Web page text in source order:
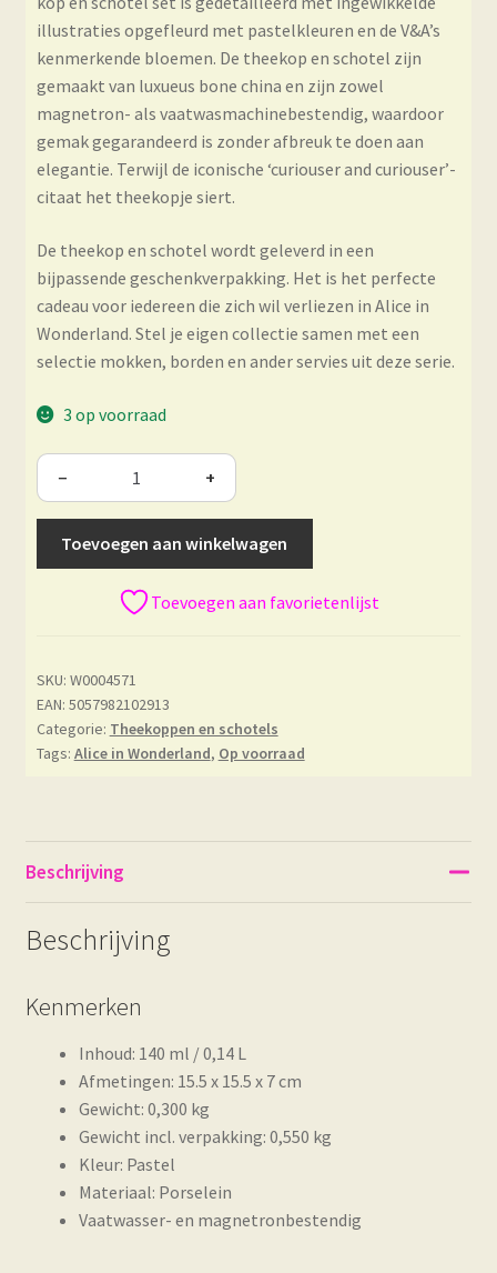
illustraties opgefleurd met pastelkleuren en de V&A’s
kenmerkende bloemen. De theekop en schotel zijn
gemaakt van luxueus bone china en zijn zowel
magnetron- als vaatwasmachinebestendig, waardoor
gemak gegarandeerd is zonder afbreuk te doen aan
elegantie. Terwijl de iconische ‘curiouser and curiouser’-
citaat het theekopje siert.
De theekop en schotel wordt geleverd in een
bijpassende geschenkverpakking. Het is het perfecte
cadeau voor iedereen die zich wil verliezen in Alice in
Wonderland. Stel je eigen collectie samen met een
selectie mokken, borden en ander servies uit deze serie.
3 op voorraad
− +
Toevoegen aan winkelwagen
Toevoegen aan favorietenlijst
SKU: W0004571
EAN: 5057982102913
Categorie: Theekoppen en schotels
Tags: Alice in Wonderland, Op voorraad
Beschrijving
Beschrijving
Kenmerken
Inhoud: 140 ml / 0,14 L
Afmetingen: 15.5 x 15.5 x 7 cm
Gewicht: 0,300 kg
Gewicht incl. verpakking: 0,550 kg
Kleur: Pastel
Materiaal: Porselein
Vaatwasser- en magnetronbestendig